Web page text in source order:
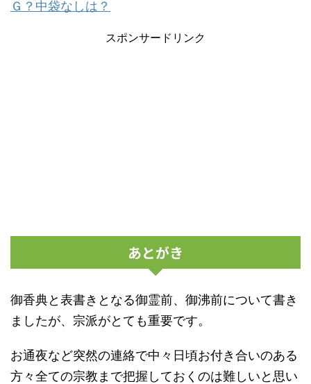
Ｇ？中袋なしは？
スポンサードリンク
あとがき
御香典と表書きとなる御霊前、御沸前について書き
ましたが、宗派がとても重要です。
お通夜など突然の連絡で中々日頃お付き合いのある
方々全ての宗教まで把握しておくのは難しいと思い